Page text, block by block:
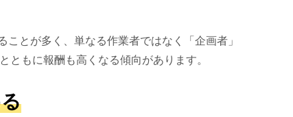
とが多く、単なる作業者ではなく「企画者」
ともに報酬も高くなる傾向があります。